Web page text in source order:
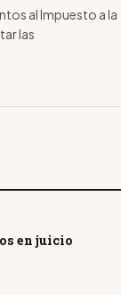
al Impuesto a la
las
en juicio